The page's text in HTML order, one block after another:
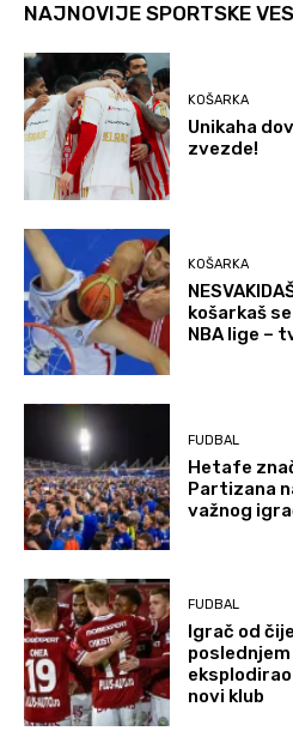
NAJNOVIJE SPORTSKE
KOŠARKA
Unikaha
zvezde!
KOŠARKA
košarkaš
NBA lige –
FUDBAL
Hetafe
Partizana
važnog
FUDBAL
Igrač od
novi klub